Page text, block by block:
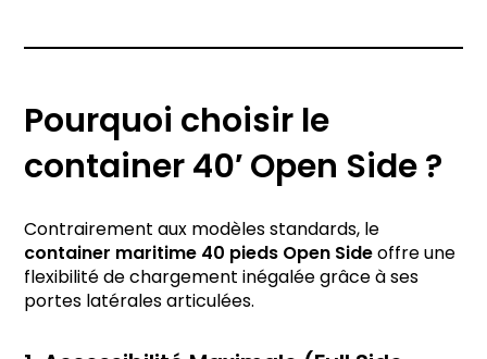
Pourquoi choisir le
container 40′ Open Side ?
Contrairement aux modèles standards, le
container maritime 40 pieds Open Sideoffre une
flexibilité de chargement inégalée grâce à ses
portes latérales articulées.